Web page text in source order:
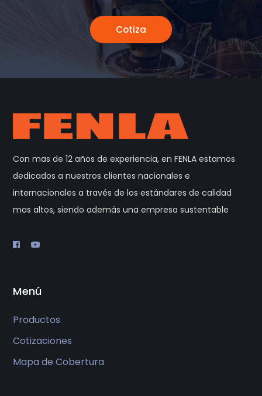
Cotiza
Con mas de 12 años de experiencia, en FENLA estamos
dedicados a nuestros clientes nacionales e
internacionales a través de los estándares de calidad
mas altos, siendo además una empresa sustentable
Menú
Productos
Cotizaciones
Mapa de Cobertura